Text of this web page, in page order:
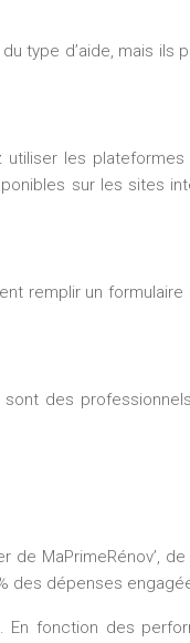
type d’aide, mais ils
les
sur les sites
remplir un formulaire
sont des
MaPrimeRénov’,
des dépenses
En fonction des